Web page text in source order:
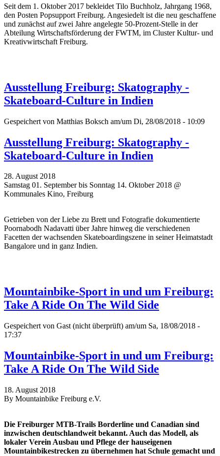
Seit dem 1. Oktober 2017 bekleidet Tilo Buchholz, Jahrgang 1968,
den Posten Popsupport Freiburg. Angesiedelt ist die neu geschaffene
und zunächst auf zwei Jahre angelegte 50-Prozent-Stelle in der
Abteilung Wirtschaftsförderung der FWTM, im Cluster Kultur- und
Kreativwirtschaft Freiburg.
Ausstellung Freiburg: Skatography -
Skateboard-Culture in Indien
Gespeichert von Matthias Boksch am/um Di, 28/08/2018 - 10:09
Ausstellung Freiburg: Skatography -
Skateboard-Culture in Indien
28. August 2018
Samstag 01. September bis Sonntag 14. Oktober 2018 @
Kommunales Kino, Freiburg
Getrieben von der Liebe zu Brett und Fotografie dokumentierte
Poornabodh Nadavatti über Jahre hinweg die verschiedenen
Facetten der wachsenden Skateboardingszene in seiner Heimatstadt
Bangalore und in ganz Indien.
Mountainbike-Sport in und um Freiburg:
Take A Ride On The Wild Side
Gespeichert von Gast (nicht überprüft) am/um Sa, 18/08/2018 -
17:37
Mountainbike-Sport in und um Freiburg:
Take A Ride On The Wild Side
18. August 2018
By Mountainbike Freiburg e.V.
Die Freiburger MTB-Trails Borderline und Canadian sind
inzwischen deutschlandweit bekannt. Auch das Modell, als
lokaler Verein Ausbau und Pflege der hauseigenen
Mountainbikestrecken zu übernehmen hat Schule gemacht und